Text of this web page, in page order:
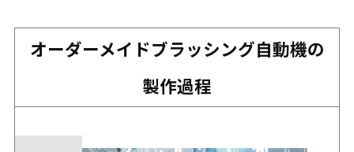
オーダーメイドブラッシング自動機の
製作過程